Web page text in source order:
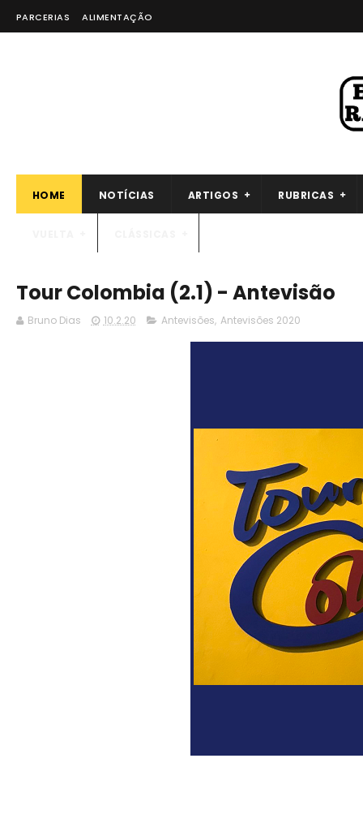
PARCERIAS ALIMENTAÇÃO
HOME NOTÍCIAS ARTIGOS RUBRICAS
Tour Colombia (2.1) - Antevisão
Bruno Dias 10.2.20 Antevisões, Antevisões 2020